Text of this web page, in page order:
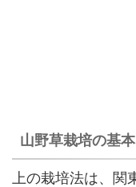
山野草栽培の基
上の栽培法は、